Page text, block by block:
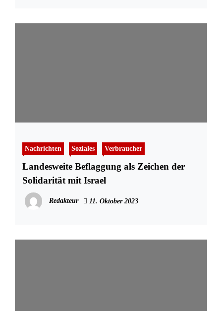
Nachrichten Soziales Verbraucher
Landesweite Beflaggung als Zeichen der
Solidarität mit Israel
Redakteur 11. Oktober 2023